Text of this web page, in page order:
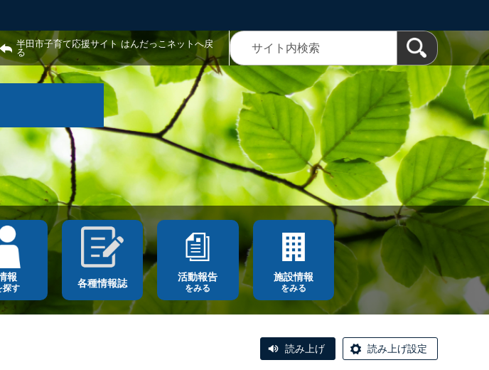
半田市子育て応援サイト はんだっこネットへ戻
る
報
探す 各種情報誌
活動報告
をみる
施設情報
をみる
読み上げ 読み上げ設定